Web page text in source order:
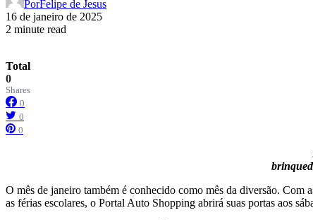
PorFelipe de Jesus
16 de janeiro de 2025
2 minute read
Total
0
Shares
0
0
0
O mês de janeiro também é conhecido como mês da diversão. Com
as férias escolares, o Portal Auto Shopping abrirá suas portas aos